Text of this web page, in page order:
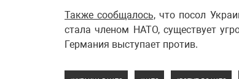
Также сообщалось, что посол
стала членом НАТО, существует
Германия выступает против.